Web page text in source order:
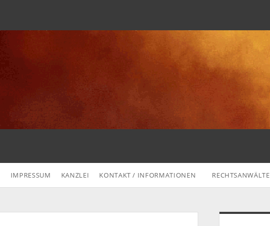
IMPRESSUM KANZLEI KONTAKT / INFORMATIONEN RECHTSANWÄLTE
Sidebar